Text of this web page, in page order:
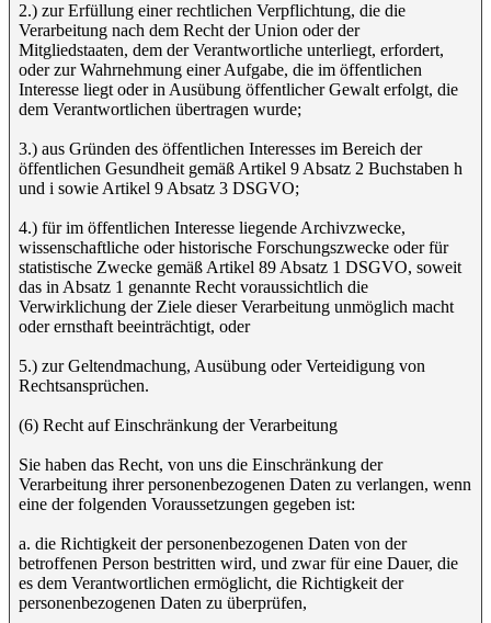
2.) zur Erfüllung einer rechtlichen Verpflichtung, die die
Verarbeitung nach dem Recht der Union oder der
Mitgliedstaaten, dem der Verantwortliche unterliegt, erfordert,
oder zur Wahrnehmung einer Aufgabe, die im öffentlichen
Interesse liegt oder in Ausübung öffentlicher Gewalt erfolgt, die
dem Verantwortlichen übertragen wurde;
3.) aus Gründen des öffentlichen Interesses im Bereich der
öffentlichen Gesundheit gemäß Artikel 9 Absatz 2 Buchstaben h
und i sowie Artikel 9 Absatz 3 DSGVO;
4.) für im öffentlichen Interesse liegende Archivzwecke,
wissenschaftliche oder historische Forschungszwecke oder für
statistische Zwecke gemäß Artikel 89 Absatz 1 DSGVO, soweit
das in Absatz 1 genannte Recht voraussichtlich die
Verwirklichung der Ziele dieser Verarbeitung unmöglich macht
oder ernsthaft beeinträchtigt, oder
5.) zur Geltendmachung, Ausübung oder Verteidigung von
Rechtsansprüchen.
(6) Recht auf Einschränkung der Verarbeitung
Sie haben das Recht, von uns die Einschränkung der
Verarbeitung ihrer personenbezogenen Daten zu verlangen, wenn
eine der folgenden Voraussetzungen gegeben ist:
a. die Richtigkeit der personenbezogenen Daten von der
betroffenen Person bestritten wird, und zwar für eine Dauer, die
es dem Verantwortlichen ermöglicht, die Richtigkeit der
personenbezogenen Daten zu überprüfen,